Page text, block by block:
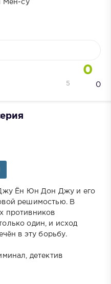
Мён-су
0
0
5
Ён Юн Дон Джу и его
решимостью. В
противников
один, и исход
в эту борьбу.
детектив